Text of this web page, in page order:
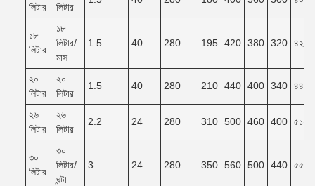
লিটার
লিটার
১৮
লিটার
১৮
লিটার/
মাস
1.5 40 280 195 420 380 320
২০
লিটার
২০
লিটার
1.5 40 280 210 440 400 340
২৬
লিটার
২৬
লিটার
2.2 24 280 310 500 460 400
৩০
লিটার
৩০
লিটার/
ঘন্টা
3 24 280 350 560 500 440